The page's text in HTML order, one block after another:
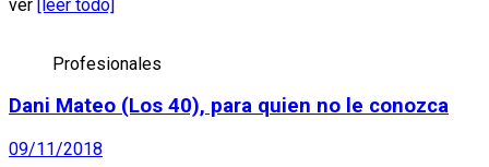
ver [leer todo]
Profesionales
Dani Mateo (Los 40), para quien no le conozca
09/11/2018